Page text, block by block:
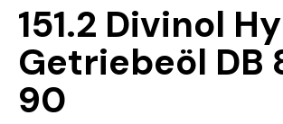
151.2 Divinol
Getriebeöl DB
90